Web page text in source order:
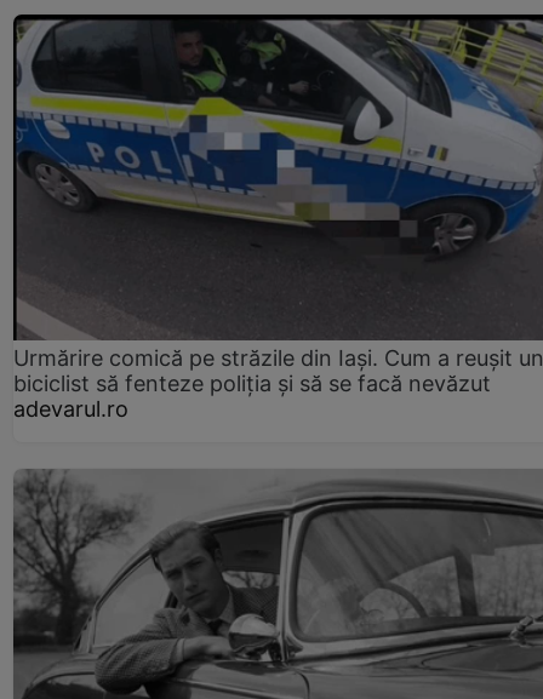
Urmărire comică pe străzile din Iași. Cum a reușit un
biciclist să fenteze poliția și să se facă nevăzut
adevarul.ro